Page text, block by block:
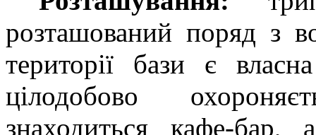
розташований поряд з
території бази є
цілодобово
знаходиться кафе-